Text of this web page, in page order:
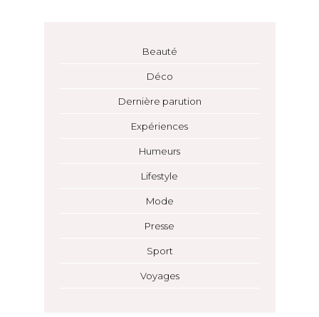
Beauté
Déco
Dernière parution
Expériences
Humeurs
Lifestyle
Mode
Presse
Sport
Voyages